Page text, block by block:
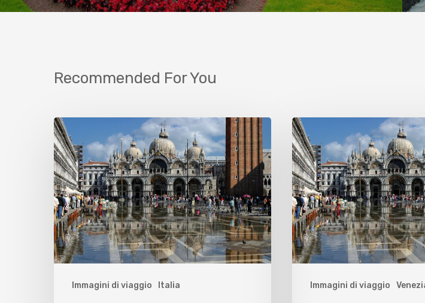
Recommended For You
Immagini di viaggio Italia Immagini di viaggio